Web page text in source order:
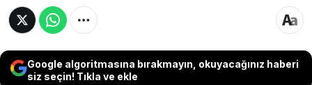
Google algoritmasına bırakmayın, okuyacağınız haberi
siz seçin! Tıkla ve ekle